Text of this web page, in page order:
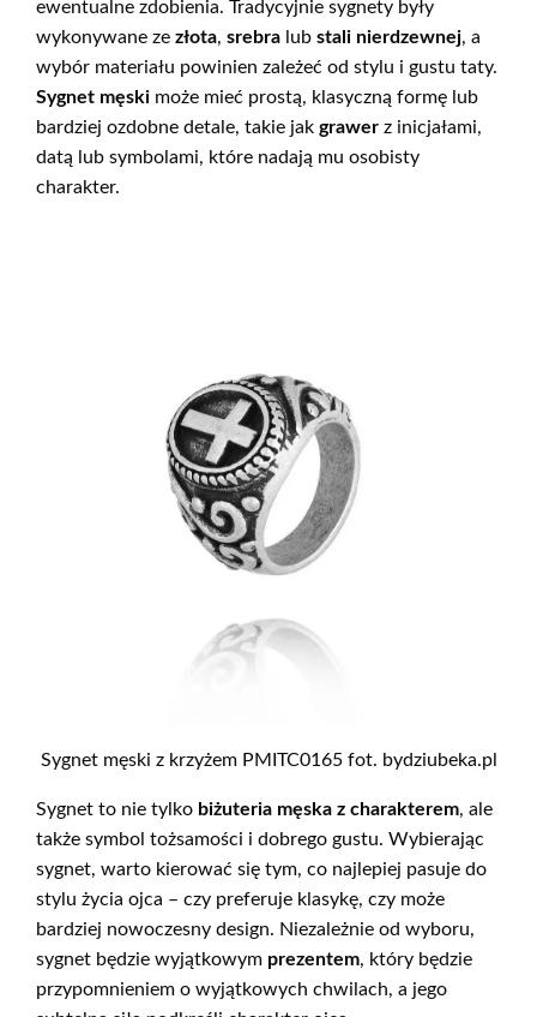
ewentualne zdobienia. Tradycyjnie sygnety były
wykonywane ze złota, srebra lub stali nierdzewnej, a
wybór materiału powinien zależeć od stylu i gustu taty.
Sygnet męski może mieć prostą, klasyczną formę lub
bardziej ozdobne detale, takie jak grawer z inicjałami,
datą lub symbolami, które nadają mu osobisty
charakter.
Sygnet męski z krzyżem PMITC0165 fot. bydziubeka.pl
Sygnet to nie tylko biżuteria męska z charakterem, ale
także symbol tożsamości i dobrego gustu. Wybierając
sygnet, warto kierować się tym, co najlepiej pasuje do
stylu życia ojca – czy preferuje klasykę, czy może
bardziej nowoczesny design. Niezależnie od wyboru,
sygnet będzie wyjątkowym prezentem, który będzie
przypomnieniem o wyjątkowych chwilach, a jego